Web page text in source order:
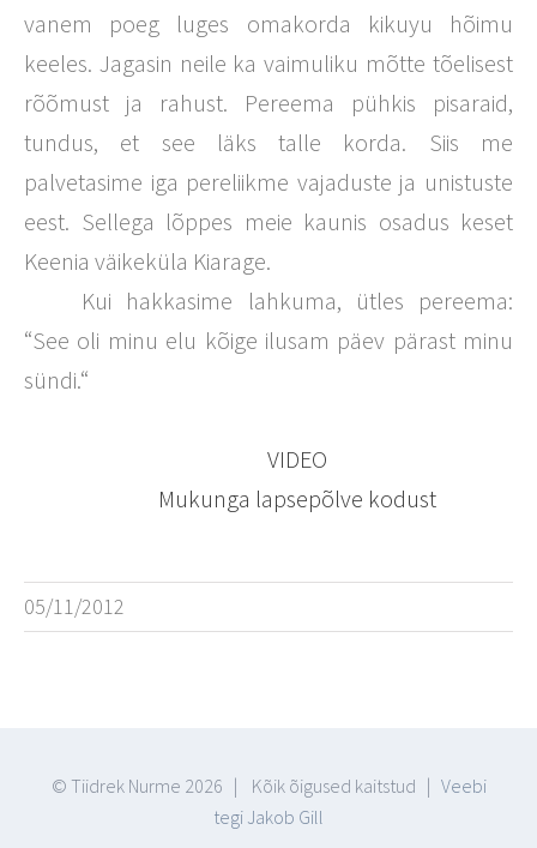
vanem poeg luges omakorda kikuyu hõimu
keeles. Jagasin neile ka vaimuliku mõtte tõelisest
rõõmust ja rahust. Pereema pühkis pisaraid,
tundus, et see läks talle korda. Siis me
palvetasime iga pereliikme vajaduste ja unistuste
eest. Sellega lõppes meie kaunis osadus keset
Keenia väikeküla Kiarage.
Kui hakkasime lahkuma, ütles pereema:
“See oli minu elu kõige ilusam päev pärast minu
sündi.“
VIDEO
Mukunga lapsepõlve kodust
05/11/2012
© Tiidrek Nurme 2026 | Kõik õigused kaitstud | Veebi
tegi Jakob Gill